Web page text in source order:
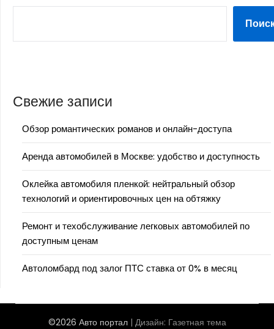
Свежие записи
Обзор романтических романов и онлайн-доступа
Аренда автомобилей в Москве: удобство и доступность
Оклейка автомобиля пленкой: нейтральный обзор
технологий и ориентировочных цен на обтяжку
Ремонт и техобслуживание легковых автомобилей по
доступным ценам
Автоломбард под залог ПТС ставка от 0% в месяц
©2026 Авто портал | Дизайн: Газетная тема